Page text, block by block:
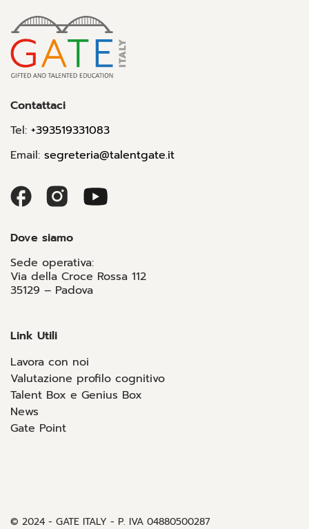
Contattaci
Tel: +393519331083
Email: segreteria@talentgate.it
Dove siamo
Sede operativa:
Via della Croce Rossa 112
35129 – Padova
Link Utili
Lavora con noi
Valutazione profilo cognitivo
Talent Box e Genius Box
News
Gate Point
© 2024 - GATE ITALY - P. IVA 04880500287